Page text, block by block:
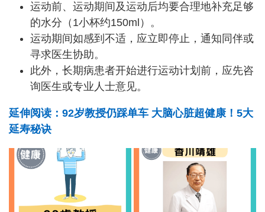
运动前、运动期间及运动后均要合理地补充足够
的水分（1小杯约150ml）。
运动期间如感到不适，应立即停止，通知同伴或
寻求医生协助。
此外，长期病患者开始进行运动计划前，应先咨
询医生或专业人士意见。
延伸阅读：92岁教授仍踩单车 大脑心脏超健康！5大
延寿秘诀